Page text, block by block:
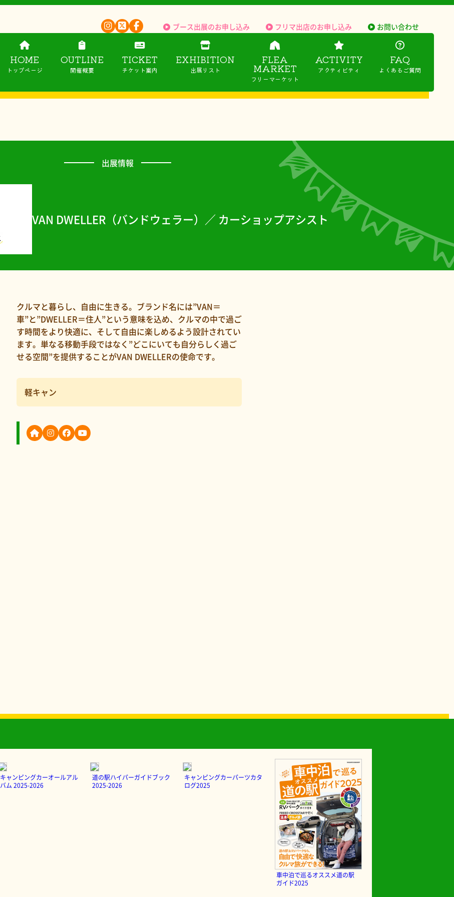
ブース出展のお申し込み フリマ出店のお申し込み お問い合わせ
HOME
トップページ
OUTLINE
開催概要
TICKET
チケット案内
EXHIBITION
出展リスト
FLEA
MARKET
フリーマーケット
ACTIVITY
アクティビティ
FAQ
よくあるご質問
出展情報
VAN DWELLER（バンドウェラー）／ カーショップアシスト
クルマと暮らし、自由に生きる。ブランド名には”VAN＝
車”と”DWELLER＝住人”という意味を込め、クルマの中で過ご
す時間をより快適に、そして自由に楽しめるよう設計されてい
ます。単なる移動手段ではなく”どこにいても自分らしく過ご
せる空間”を提供することがVAN DWELLERの使命です。
軽キャン
キャンピングカーオールアル
バム 2025-2026
道の駅ハイパーガイドブック
2025-2026
キャンピングカーパーツカタ
ログ2025
車中泊で巡るオススメ道の駅
ガイド2025